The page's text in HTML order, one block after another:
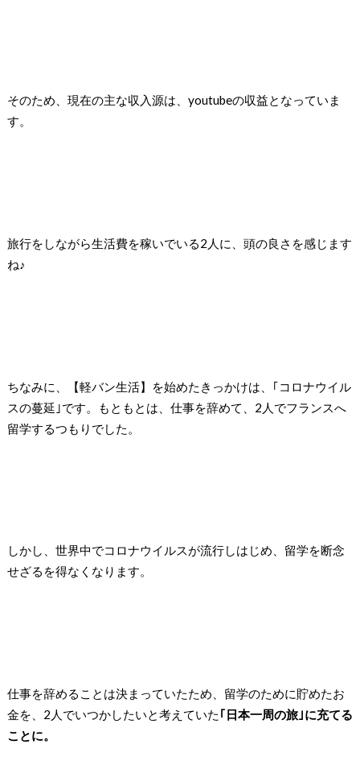
そのため、現在の主な収入源は、youtubeの収益となっていま
す。
旅行をしながら生活費を稼いでいる2人に、頭の良さを感じます
ね♪
ちなみに、【軽バン生活】を始めたきっかけは、｢コロナウイル
スの蔓延｣です。もともとは、仕事を辞めて、2人でフランスへ
留学するつもりでした。
しかし、世界中でコロナウイルスが流行しはじめ、留学を断念
せざるを得なくなります。
仕事を辞めることは決まっていたため、留学のために貯めたお
金を、2人でいつかしたいと考えていた ｢日本一周の旅｣に充てる
ことに。